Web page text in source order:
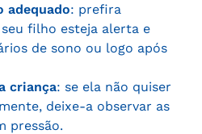
adequado: prefira
filho esteja alerta e
de sono ou logo após
criança: se ela não quiser
deixe-a observar as
pressão.